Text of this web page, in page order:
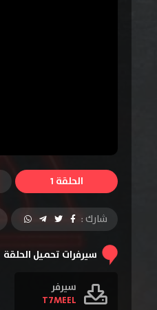
الحلقة 1
شارك :
سيرفرات تحميل الحلقة
سيرفر
T7MEEL